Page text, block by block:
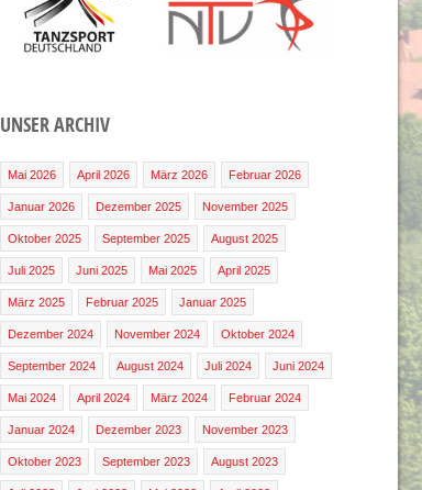
UNSER ARCHIV
Mai 2026 April 2026 März 2026 Februar 2026
Januar 2026 Dezember 2025 November 2025
Oktober 2025 September 2025 August 2025
Juli 2025 Juni 2025 Mai 2025 April 2025
März 2025 Februar 2025 Januar 2025
Dezember 2024 November 2024 Oktober 2024
September 2024 August 2024 Juli 2024 Juni 2024
Mai 2024 April 2024 März 2024 Februar 2024
Januar 2024 Dezember 2023 November 2023
Oktober 2023 September 2023 August 2023